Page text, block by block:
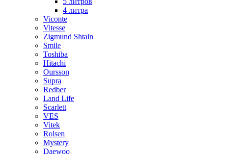
4 литра
Viconte
Vitesse
Zigmund Shtain
Smile
Toshiba
Hitachi
Oursson
Supra
Redber
Land Life
Scarlett
VES
Vitek
Rolsen
Mystery
Daewoo